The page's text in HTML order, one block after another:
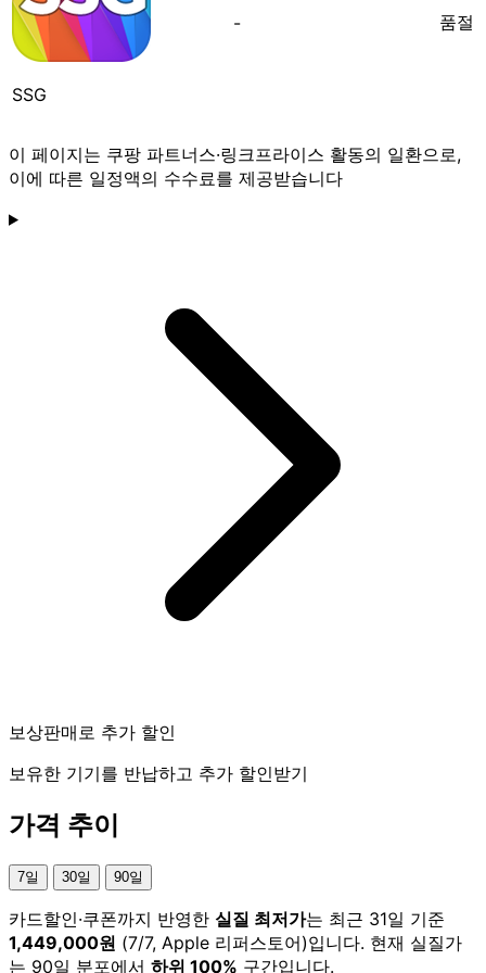
SSG
- 품절
이 페이지는 쿠팡 파트너스·링크프라이스 활동의 일환으로,
이에 따른 일정액의 수수료를 제공받습니다
보상판매로 추가 할인
보유한 기기를 반납하고 추가 할인받기
가격 추이
7일 30일 90일
카드할인·쿠폰까지 반영한 실질 최저가는 최근 31일 기준
1,449,000원 (7/7, Apple 리퍼스토어)입니다. 현재 실질가
는 90일 분포에서 하위 100% 구간입니다.